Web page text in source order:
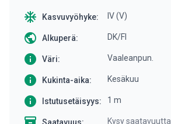
ac_unit Kasvuvyöhyke: IV (V)
public Alkuperä: DK/FI
info Väri: Vaaleanpun.
info Kukinta-aika: Kesäkuu
info Istutusetäisyys: 1 m
Kysy saatavuutta